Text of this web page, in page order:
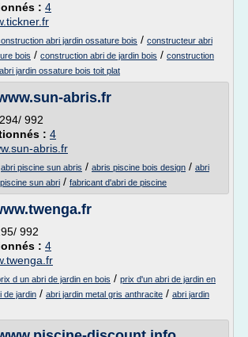
: 4
abri jardin ossature bois / constructeur abri
bois / construction abri de jardin bois / construction
abri jardin ossature bois toit plat
abris.fr
294/ 992
: 4
abris.fr
abri piscine sun abris / abris piscine bois design / abri
piscine sun abri / fabricant d'abri de piscine
992
: 4
d un abri de jardin en bois / prix d'un abri de jardin en
de jardin / abri jardin metal gris anthracite / abri jardin